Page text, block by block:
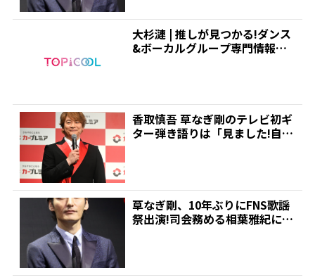
大杉漣 | 推しが見つかる!ダンス
&ボーカルグループ専門情報サ
香取慎吾 草なぎ剛のテレビ初ギ
ター弾き語りは「見ました!自分
草なぎ剛、10年ぶりにFNS歌謡
祭出演!司会務める相葉雅紀にア